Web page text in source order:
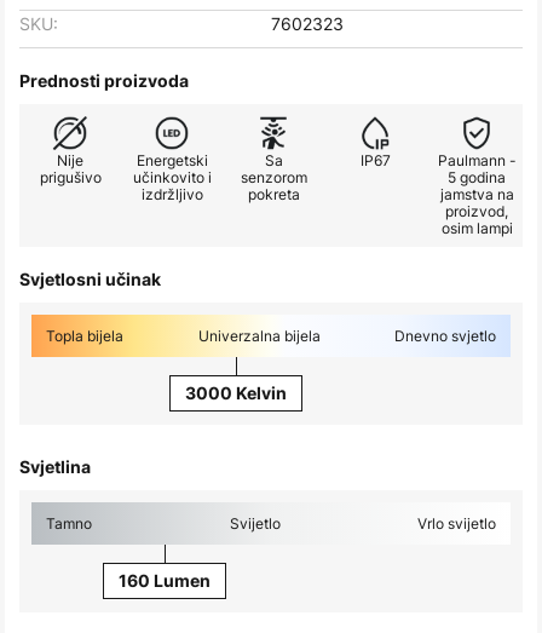
SKU:
7602323
Prednosti proizvoda
Nije
prigušivo
Energetski
učinkovito i
izdržljivo
Sa
senzorom
pokreta
IP67
Paulmann -
5 godina
jamstva na
proizvod,
osim lampi
Svjetlosni učinak
Topla bijela Univerzalna bijela Dnevno svjetlo
3000 Kelvin
Svjetlina
Tamno Svijetlo Vrlo svijetlo
160 Lumen